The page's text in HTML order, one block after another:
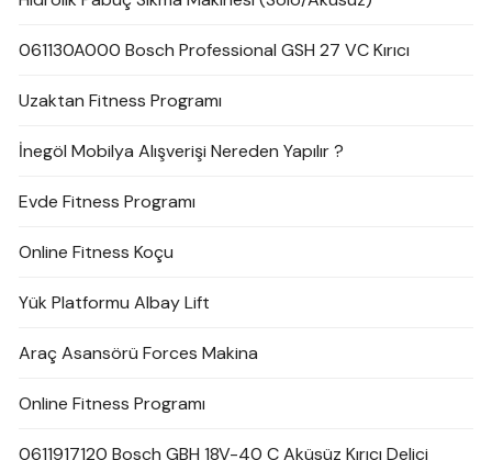
061130A000 Bosch Professional GSH 27 VC Kırıcı
Uzaktan Fitness Programı
İnegöl Mobilya Alışverişi Nereden Yapılır ?
Evde Fitness Programı
Online Fitness Koçu
Yük Platformu Albay Lift
Araç Asansörü Forces Makina
Online Fitness Programı
0611917120 Bosch GBH 18V-40 C Aküsüz Kırıcı Delici